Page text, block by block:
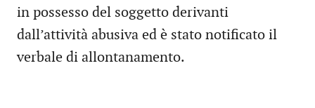
in possesso del soggetto derivanti
dall’attività abusiva ed è stato notificato il
verbale di allontanamento.